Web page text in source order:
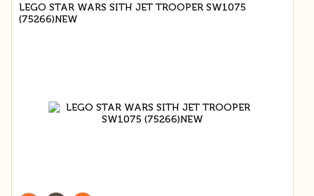
LEGO STAR WARS SITH JET TROOPER SW1075
(75266)NEW